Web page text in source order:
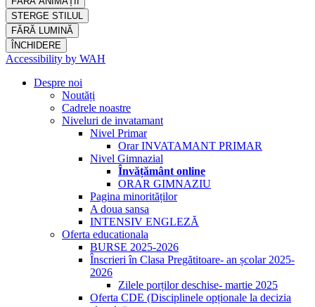
STERGE STILUL
FĂRĂ LUMINĂ
ÎNCHIDERE
Accessibility by WAH
Despre noi
Noutăți
Cadrele noastre
Niveluri de invatamant
Nivel Primar
Orar INVATAMANT PRIMAR
Nivel Gimnazial
Învățământ online
ORAR GIMNAZIU
Pagina minorităților
A doua sansa
INTENSIV ENGLEZĂ
Oferta educationala
BURSE 2025-2026
Înscrieri în Clasa Pregătitoare- an școlar 2025-
2026
Zilele porților deschise- martie 2025
Oferta CDE (Disciplinele opționale la decizia